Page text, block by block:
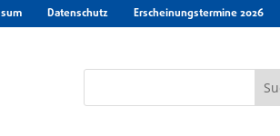
Datenschutz Erscheinungstermine 2026